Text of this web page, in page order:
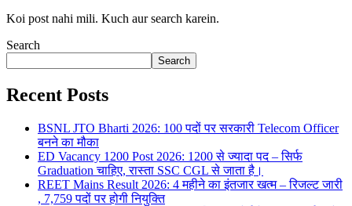
Koi post nahi mili. Kuch aur search karein.
Search
Search
Recent Posts
BSNL JTO Bharti 2026: 100 पदों पर सरकारी Telecom Officer
बनने का मौका
ED Vacancy 1200 Post 2026: 1200 से ज्यादा पद – सिर्फ
Graduation चाहिए, रास्ता SSC CGL से जाता है।
REET Mains Result 2026: 4 महीने का इंतजार खत्म – रिजल्ट जारी
, 7,759 पदों पर होगी नियुक्ति